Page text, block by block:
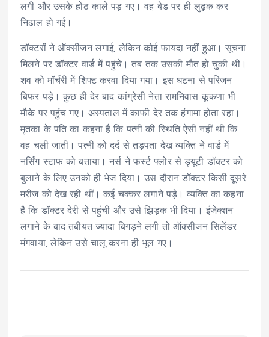
लगी और उसके होंठ काले पड़ गए। वह बेड पर ही लुढ़क कर
निढाल हो गई।
डॉक्टरों ने ऑक्सीजन लगाई, लेकिन कोई फायदा नहीं हुआ। सूचना
मिलने पर डॉक्टर वार्ड में पहुंचे। तब तक उसकी मौत हो चुकी थी।
शव को मॉर्चरी में शिफ्ट करवा दिया गया। इस घटना से परिजन
बिफर पड़े। कुछ ही देर बाद कांग्रेसी नेता रामनिवास कूकणा भी
मौके पर पहुंच गए। अस्पताल में काफी देर तक हंगामा होता रहा।
मृतका के पति का कहना है कि पत्नी की स्थिति ऐसी नहीं थी कि
वह चली जाती। पत्नी को दर्द से तड़पता देख व्यक्ति ने वार्ड में
नर्सिंग स्टाफ को बताया। नर्स ने फर्स्ट फ्लोर से ड्यूटी डॉक्टर को
बुलाने के लिए उनको ही भेज दिया। उस दौरान डॉक्टर किसी दूसरे
मरीज को देख रही थीं। कई चक्कर लगाने पड़े। व्यक्ति का कहना
है कि डॉक्टर देरी से पहुंची और उसे झिड़क भी दिया। इंजेक्शन
लगाने के बाद तबीयत ज्यादा बिगड़ने लगी तो ऑक्सीजन सिलेंडर
मंगवाया, लेकिन उसे चालू करना ही भूल गए।